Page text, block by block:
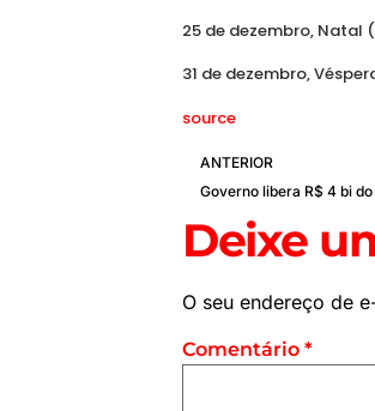
25 de dezembro, Natal
31 de dezembro,
source
ANTERIOR
Deixe
O seu endereço de
Comentário *